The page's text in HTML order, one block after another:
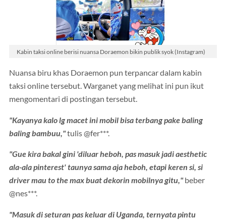
Kabin taksi online berisi nuansa Doraemon bikin publik syok (Instagram)
Nuansa biru khas Doraemon pun terpancar dalam kabin
taksi online tersebut. Warganet yang melihat ini pun ikut
mengomentari di postingan tersebut.
"Kayanya kalo lg macet ini mobil bisa terbang pake baling
baling bambuu,"tulis @fer***.
"Gue kira bakal gini 'diluar heboh, pas masuk jadi aesthetic
ala-ala pinterest' taunya sama aja heboh, etapi keren si, si
driver mau to the max buat dekorin mobilnya gitu,"beber
@nes***.
"Masuk di seturan pas keluar di Uganda, ternyata pintu